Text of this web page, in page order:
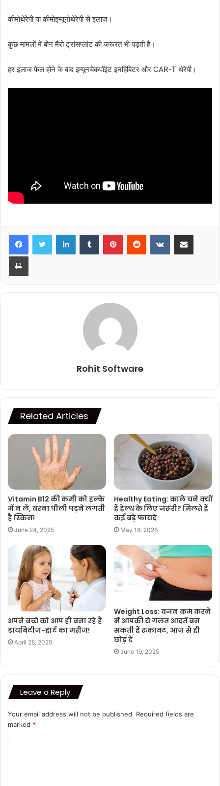
कीमोथेरेपी या कीमोइम्यूनोथेरेपी से इलाज।
कुछ मामलों में बोन मैरो ट्रांसप्लांट की जरूरत भी पड़ती है।
हर इलाज फेल होने के बाद इम्यूनचेकपॉइंट इनहिबिटर और CAR-T थेरेपी।
LinkedInTumblr PinterestReddit VKontakteShare via Email
Print
Rohit Software
Related Articles
Vitamin B12 की कमी को हल्के
में न लें, वरना पीली पड़ने लगती
है स्किन!
June 24, 2025
Healthy Eating: काले चने क्यों
हैं हेल्थ के लिए जरूरी? मिलते हैं
कई बड़े फायदे
May 18, 2026
अपने बच्चे को आप ही बना रहे हैं
डायबिटीज-हार्ट का मरीज!
April 28, 2025
Weight Loss: वजन कम करने
में आपकी ये गलत आदतें बन
सकती हैं रुकावट, आज से ही
छोड़ दें
June 19, 2025
Leave a Reply
Your email address will not be published. Required fields are
marked *